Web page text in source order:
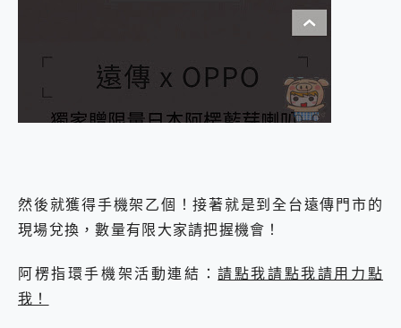
然後就獲得手機架乙個！接著就是到全台遠傳門市的
現場兌換，數量有限大家請把握機會！
阿楞指環手機架活動連結：請點我請點我請用力點
我！